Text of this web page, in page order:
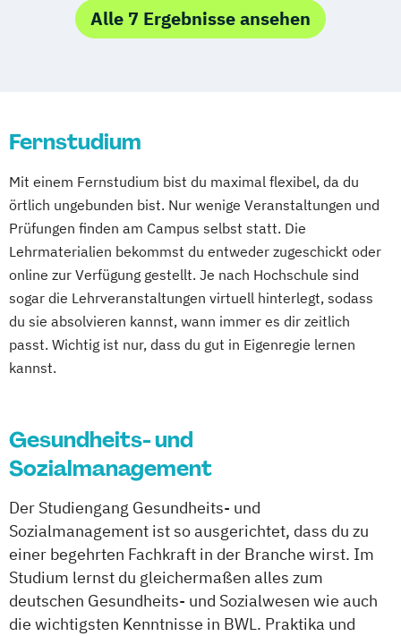
Schmerztherapie
Krisenmanagement im Be­völ­kerungsschutz
Medizinalfachberufe
Osteopathie i.V.
Pharmamanagement und
Pharmaproduktion
Physician Assistant Physiotherapie
Psychologie
Psychologie mit Schwerpunkt Klinische
Soziale Arbeit
Soziale Arbeit Duales Studium
Sozialmanagement
Sozialeinrichtungen
Medizinische Physik
Sport- und Gesundheitstechnologie
Alle 7 Ergebnisse ansehen
Fernstudium
Mit einem Fernstudium bist du maximal flexibel, da du
örtlich ungebunden bist. Nur wenige Veranstaltungen und
Prüfungen finden am Campus selbst statt. Die
Lehrmaterialien bekommst du entweder zugeschickt oder
online zur Verfügung gestellt. Je nach Hochschule sind
sogar die Lehrveranstaltungen virtuell hinterlegt, sodass
du sie absolvieren kannst, wann immer es dir zeitlich
passt. Wichtig ist nur, dass du gut in Eigenregie lernen
kannst.
Gesundheits- und
Sozialmanagement
Der Studiengang Gesundheits- und
Sozialmanagement ist so ausgerichtet, dass du zu
einer begehrten Fachkraft in der Branche wirst. Im
Studium lernst du gleichermaßen alles zum
deutschen Gesundheits- und Sozialwesen wie auch
die wichtigsten Kenntnisse in BWL. Praktika und